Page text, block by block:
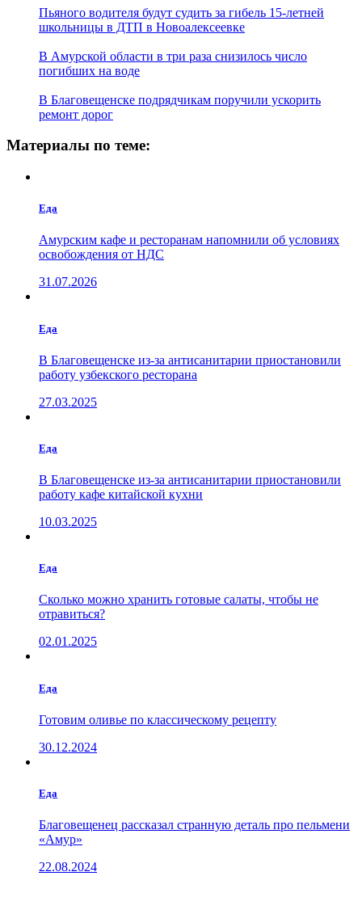
Пьяного водителя будут судить за гибель 15-летней
школьницы в ДТП в Новоалексеевке
В Амурской области в три раза снизилось число
погибших на воде
В Благовещенске подрядчикам поручили ускорить
ремонт дорог
Материалы по теме:
Еда
Амурским кафе и ресторанам напомнили об условиях
освобождения от НДС
31.07.2026
Еда
В Благовещенске из-за антисанитарии приостановили
работу узбекского ресторана
27.03.2025
Еда
В Благовещенске из-за антисанитарии приостановили
работу кафе китайской кухни
10.03.2025
Еда
Сколько можно хранить готовые салаты, чтобы не
отравиться?
02.01.2025
Еда
Готовим оливье по классическому рецепту
30.12.2024
Еда
Благовещенец рассказал странную деталь про пельмени
«Амур»
22.08.2024